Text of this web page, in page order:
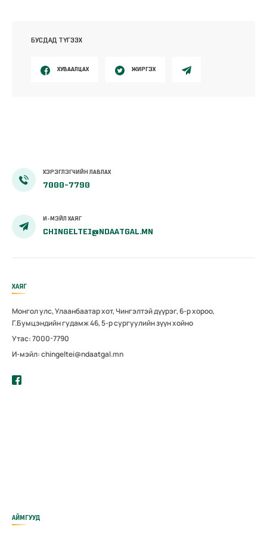
БУСДАД ТҮГЭЭХ
ХУВААЛЦАХ ЖИРГЭХ
ХЭРЭГЛЭГЧИЙН ЛАВЛАХ
7000-7790
И-МЭЙЛ ХАЯГ
CHINGELTEI@NDAATGAL.MN
ХАЯГ
Монгол улс, Улаанбаатар хот, Чингэлтэй дүүрэг, 6-р хороо,
Г.Бумцэндийн гудамж 46, 5-р сургуулийн зүүн хойно
Утас: 7000-7790
И-мэйл: chingeltei@ndaatgal.mn
АЙМГУУД